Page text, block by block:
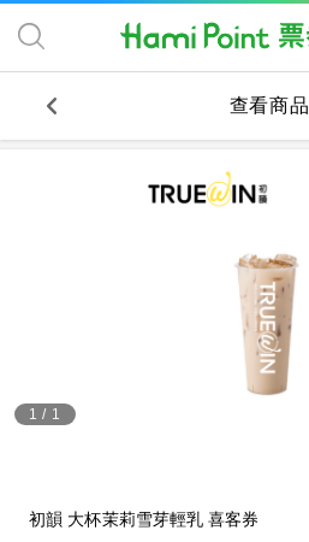
查看商品
1 / 1
初韻 大杯茉莉雪芽輕乳 喜客券